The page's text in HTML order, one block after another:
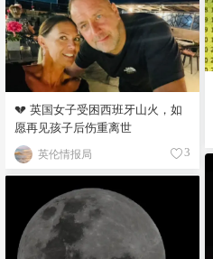
💔 英国女子受困西班牙山火，如
愿再见孩子后伤重离世
英伦情报局 3